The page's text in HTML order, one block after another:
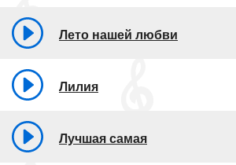
Лето нашей любви
Лилия
Лучшая самая